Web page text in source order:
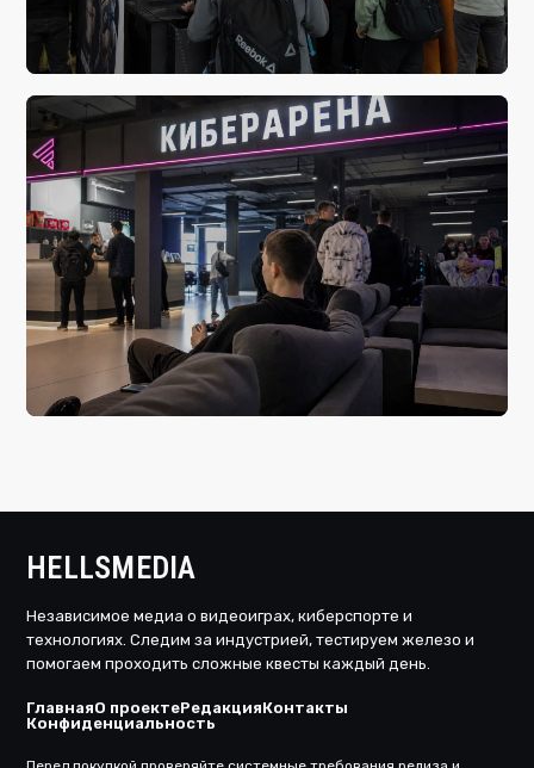
сегодня, 04:06
Космический абсурд возвращается
Будущее цифровых развлечений: ключевые
HELLSMEDIA
Независимое медиа о видеоиграх, киберспорте и
технологиях. Следим за индустрией, тестируем железо и
помогаем проходить сложные квесты каждый день.
ГлавнаяО проектеРедакцияКонтакты
Конфиденциальность